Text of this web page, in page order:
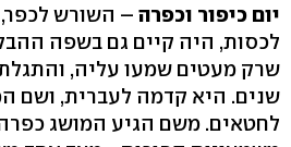
יום כיפור וכפרה – השורש לכפר,
לכסות, היה קיים גם בשפה
שרק מעטים שמעו עליה,
שנים. היא קדמה לעברית, ושם
לחטאים. משם הגיע המושג